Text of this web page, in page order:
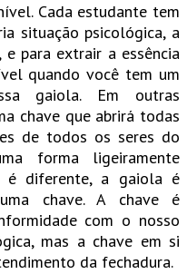
Cada estudante tem
situação psicológica, a
para extrair a essência
quando você tem um
gaiola. Em outras
chave que abrirá todas
de todos os seres do
forma ligeiramente
é diferente, a gaiola é
chave. A chave é
com o nosso
mas a chave em si
da fechadura.